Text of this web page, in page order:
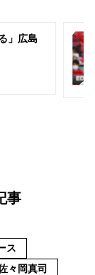
」広島
事
ス
々岡真司